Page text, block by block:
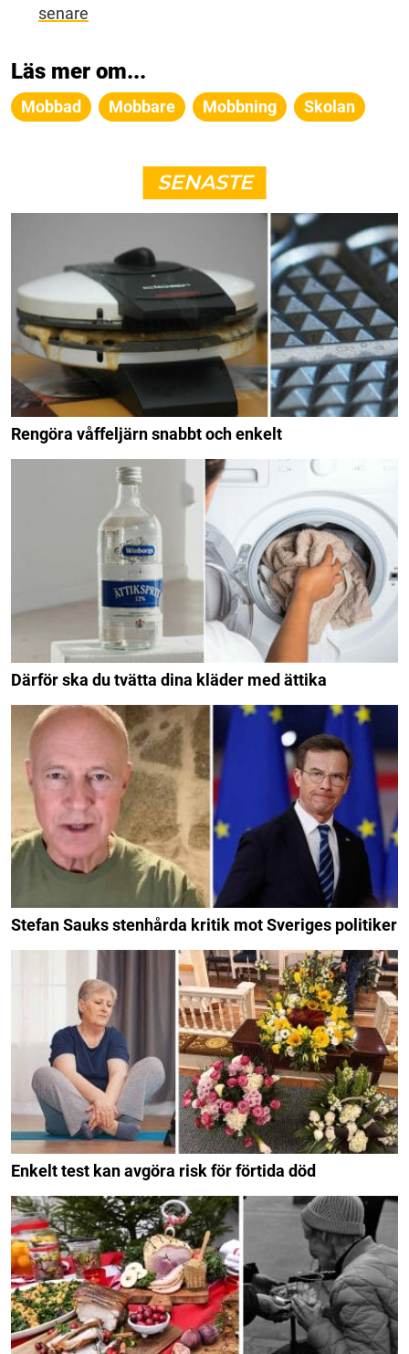
senare
Läs mer om...
Mobbad Mobbare Mobbning Skolan
SENASTE
Rengöra våffeljärn snabbt och enkelt
Därför ska du tvätta dina kläder med ättika
Stefan Sauks stenhårda kritik mot Sveriges politiker
Enkelt test kan avgöra risk för förtida död